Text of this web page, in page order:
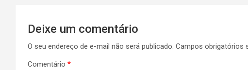
Deixe um comentário
O seu endereço de e-mail não será publicado. Campos obrigatórios
Comentário *